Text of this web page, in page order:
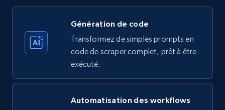
Amazon products - find products by using
upc numbers
Title, Seller name, Brand, Description, Initial
price, Currency, Availability, Reviews count, and
Génération de code
Transformez de simples prompts en
code de scraper complet, prêt à être
exécuté.
Automatisation des workflows